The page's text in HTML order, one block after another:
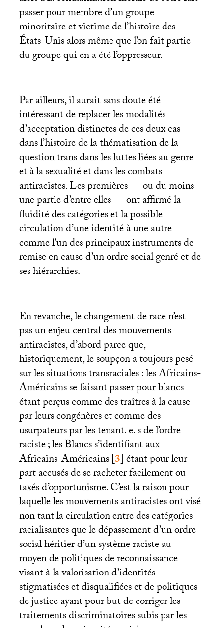
passer pour membre d’un groupe
minoritaire et victime de l’histoire des
États-Unis alors même que l’on fait partie
du groupe qui en a été l’oppresseur.
Par ailleurs, il aurait sans doute été
intéressant de replacer les modalités
d’acceptation distinctes de ces deux cas
dans l’histoire de la thématisation de la
question trans dans les luttes liées au genre
et à la sexualité et dans les combats
antiracistes. Les premières — ou du moins
une partie d’entre elles — ont affirmé la
fluidité des catégories et la possible
circulation d’une identité à une autre
comme l’un des principaux instruments de
remise en cause d’un ordre social genré et de
ses hiérarchies.
En revanche, le changement de race n’est
pas un enjeu central des mouvements
antiracistes, d’abord parce que,
historiquement, le soupçon a toujours pesé
sur les situations transraciales : les Africains-
Américains se faisant passer pour blancs
étant perçus comme des traîtres à la cause
par leurs congénères et comme des
usurpateurs par les tenant. e. s de l’ordre
raciste; les Blancs s’identifiant aux
Africains-Américains[3]étant pour leur
part accusés de se racheter facilement ou
taxés d’opportunisme. C’est la raison pour
laquelle les mouvements antiracistes ont visé
non tant la circulation entre des catégories
racialisantes que le dépassement d’un ordre
social héritier d’un système raciste au
moyen de politiques de reconnaissance
visant à la valorisation d’identités
stigmatisées et disqualifiées et de politiques
de justice ayant pour but de corriger les
traitements discriminatoires subis par les